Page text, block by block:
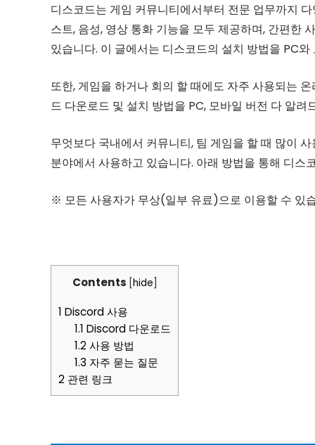
디스코드는 게임 커뮤니티에서부터 전문 업무까지
스트, 음성, 영상 통화 기능을 모두 제공하며, 간편한
있습니다. 이 글에서는 디스코드의 설치 방법을 PC
또한, 게임을 하거나 회의 할 때에도 자주 사용되는
드 다운로드 및 설치 방법을 PC, 모바일 버전 다 알려
무엇보다 국내에서 커뮤니티, 팀 게임을 할 때 많이
분야에서 사용하고 있습니다. 아래 방법을 통해 디스
※ 모든 사용자가 무상(일부 유료)으로 이용할 수 있
Contents [hide]
1 Discord 사용
1.1 Discord 다운로드
1.2사용 방법
1.3 자주 묻는 질문
2 관련 링크